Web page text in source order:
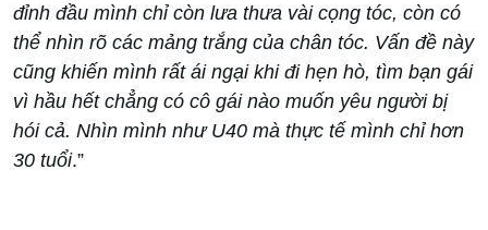
đỉnh đầu mình chỉ còn lưa thưa vài cọng tóc, còn có
thể nhìn rõ các mảng trắng của chân tóc. Vấn đề này
cũng khiến mình rất ái ngại khi đi hẹn hò, tìm bạn gái
vì hầu hết chẳng có cô gái nào muốn yêu người bị
hói cả. Nhìn mình như U40 mà thực tế mình chỉ hơn
30 tuổi.”